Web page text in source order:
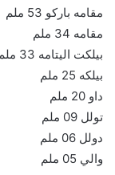
مقامه باركو 53 ملم
مقامه 34 ملم
بيلكت اليتامه 33 ملم
بيلكه 25 ملم
داو 20 ملم
تولل 09 ملم
دولل 06 ملم
والي 05 ملم